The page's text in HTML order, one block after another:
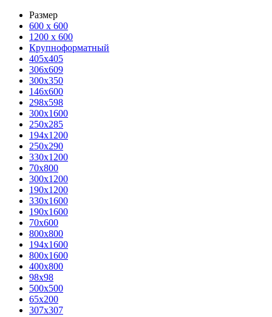
Размер
600 х 600
1200 х 600
Крупноформатный
405x405
306x609
300x350
146x600
298x598
300x1600
250x285
194x1200
250x290
330x1200
70x800
300x1200
190x1200
330x1600
190x1600
70x600
800x800
194x1600
800x1600
400х800
98x98
500x500
65x200
307x307